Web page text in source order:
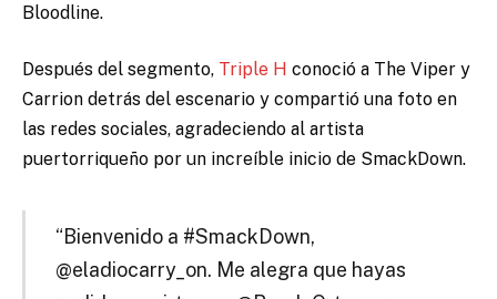
Bloodline.
Después del segmento, Triple H conoció a The Viper y
Carrion detrás del escenario y compartió una foto en
las redes sociales, agradeciendo al artista
puertorriqueño por un increíble inicio de SmackDown.
“Bienvenido a #SmackDown,
@eladiocarry_on. Me alegra que hayas